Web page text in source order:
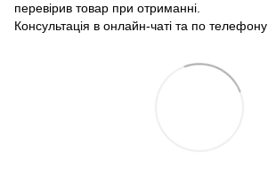
перевірив товар при отриманні.
Консультація в онлайн-чаті та по телефону